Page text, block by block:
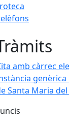
amb càrrec
genèrica
Santa Maria